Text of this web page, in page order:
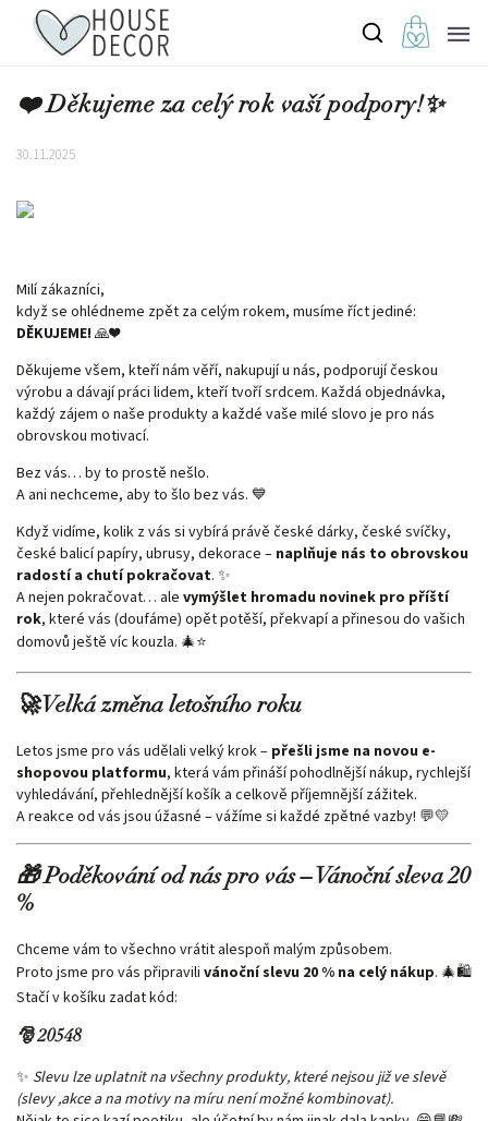
❤️ Děkujeme za celý rok vaší podpory!✨
30.11.2025
Milí zákazníci,
když se ohlédneme zpět za celým rokem, musíme říct jediné:
DĚKUJEME! 🙏❤️
Děkujeme všem, kteří nám věří, nakupují u nás, podporují českou
výrobu a dávají práci lidem, kteří tvoří srdcem. Každá objednávka,
každý zájem o naše produkty a každé vaše milé slovo je pro nás
obrovskou motivací.
Bez vás… by to prostě nešlo.
A ani nechceme, aby to šlo bez vás. 💙
Když vidíme, kolik z vás si vybírá právě české dárky, české svíčky,
české balicí papíry, ubrusy, dekorace – naplňuje nás to obrovskou
radostí a chutí pokračovat. ✨
A nejen pokračovat… ale vymýšlet hromadu novinek pro příští
rok, které vás (doufáme) opět potěší, překvapí a přinesou do vašich
domovů ještě víc kouzla. 🎄⭐
🚀 Velká změna letošního roku
Letos jsme pro vás udělali velký krok – přešli jsme na novou e-
shopovou platformu, která vám přináší pohodlnější nákup, rychlejší
vyhledávání, přehlednější košík a celkově příjemnější zážitek.
A reakce od vás jsou úžasné – vážíme si každé zpětné vazby! 💬💛
🎁 Poděkování od nás pro vás – Vánoční sleva 20
%
Chceme vám to všechno vrátit alespoň malým způsobem.
Proto jsme pro vás připravili vánoční slevu 20 % na celý nákup. 🎄🛍️
Stačí v košíku zadat kód:
🎅20548
✨ Slevu lze uplatnit na všechny produkty, které nejsou již ve slevě
(slevy ,akce a na motivy na míru není možné kombinovat).